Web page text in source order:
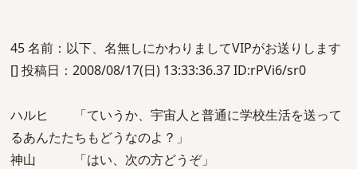
45 名前：以下、名無しにかわりましてVIPがお送りします
[] 投稿日：2008/08/17(日) 13:33:36.37 ID:rPVi6/sr0
ハルヒ 「ていうか、宇宙人と普通に学校生活を送って
るあんたたちもどうなのよ？」
神山 「はい、次の方どうぞ」